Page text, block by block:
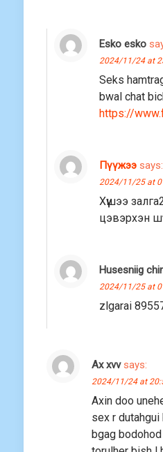
Esko esko
2024/11/24 at
Seks
bwal chat
https://
Пүүжээ says:
2024/11/25 at
Хүүшээ
цэвэрхэн шүү
Husesniig
2024/11/25 at
zlgarai
Ax xvv says:
2024/11/24 at
Axin doo
sex r dutahgui
bgag